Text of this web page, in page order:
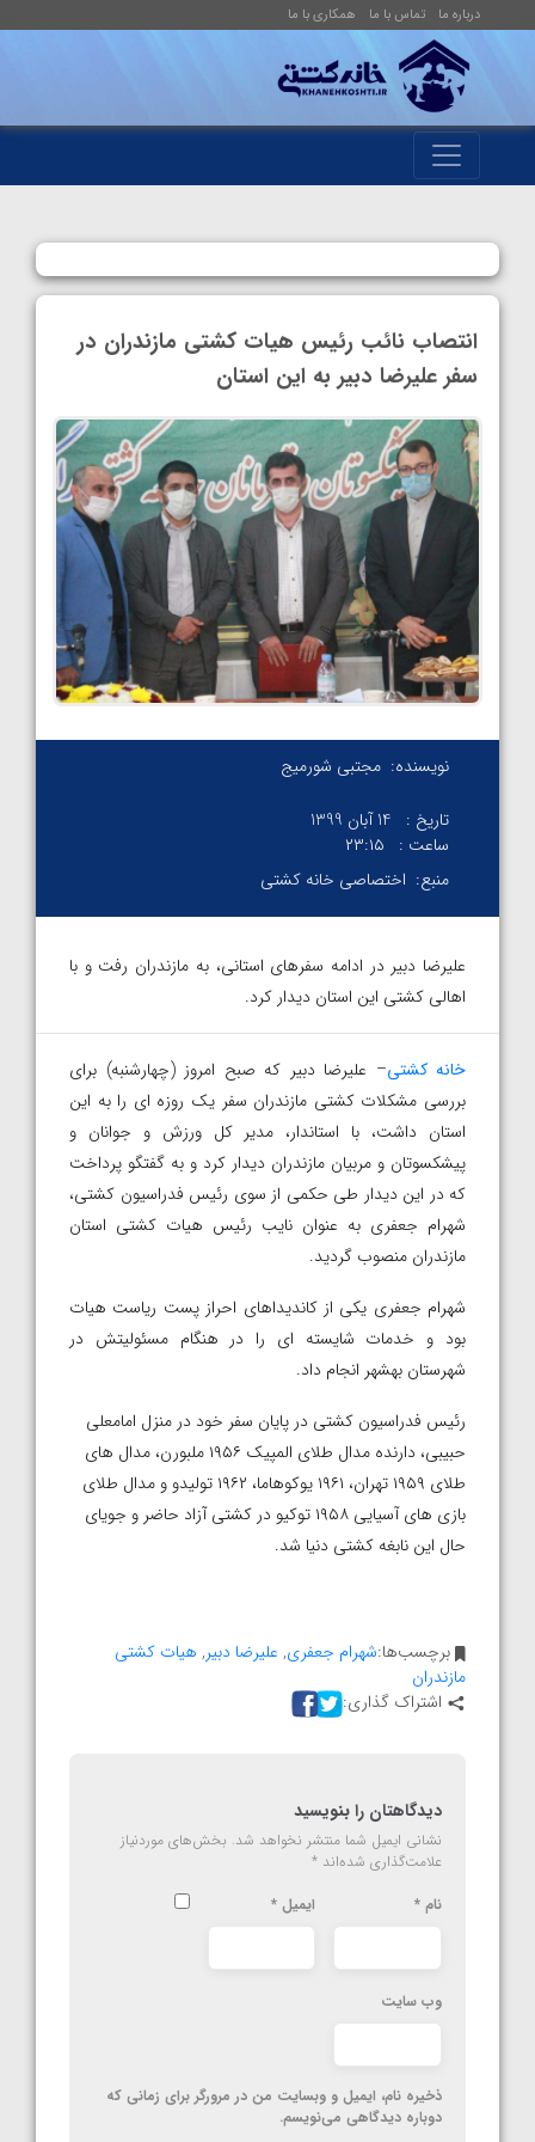
درباره ما تماس با ما همکاری با ما
انتصاب نائب رئیس هیات کشتی مازندران در
سفر علیرضا دبیر به این استان
نویسنده: مجتبی شورمیج
تاریخ :
14 آبان 1399
ساعت :
۲۳:۱۵
منبع: اختصاصی خانه کشتی
علیرضا دبیر در ادامه سفرهای استانی، به مازندران رفت و با
اهالی کشتی این استان دیدار کرد.
خانه کشتی– علیرضا دبیر که صبح امروز (چهارشنبه) برای
بررسی مشکلات کشتی مازندران سفر یک روزه ای را به این
استان داشت، با استاندار، مدیر کل ورزش و جوانان و
پیشکسوتان و مربیان مازندران دیدار کرد و به گفتگو پرداخت
که در این دیدار طی حکمی از سوی رئیس فدراسیون کشتی،
شهرام جعفری به عنوان نایب رئیس هیات کشتی استان
مازندران منصوب گردید.
شهرام جعفری یکی از کاندیداهای احراز پست ریاست هیات
بود و خدمات شایسته ای را در هنگام مسئولیتش در
شهرستان بهشهر انجام داد.
رئیس فدراسیون کشتی در پایان سفر خود در منزل امامعلی
حبیبی، دارنده مدال طلای المپیک ۱۹۵۶ ملبورن، مدال های
طلای ۱۹۵۹ تهران، ۱۹۶۱ یوکوهاما، ۱۹۶۲ تولیدو و مدال طلای
بازی های آسیایی ۱۹۵۸ توکیو در کشتی آزاد حاضر و جویای
حال این نابغه کشتی دنیا شد.
برچسب‌ها:شهرام جعفری, علیرضا دبیر, هیات کشتی
مازندران
اشتراک گذاری:
دیدگاهتان را بنویسید
نشانی ایمیل شما منتشر نخواهد شد. بخش‌های موردنیاز
علامت‌گذاری شده‌اند *
نام * ایمیل *
وب‌ سایت
ذخیره نام، ایمیل و وبسایت من در مرورگر برای زمانی که
دوباره دیدگاهی می‌نویسم.